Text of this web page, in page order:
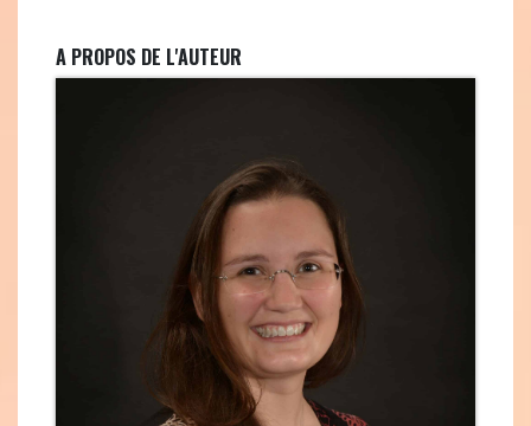
A PROPOS DE L'AUTEUR